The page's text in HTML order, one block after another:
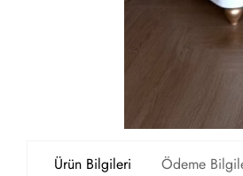
Ürün Bilgileri Ödeme